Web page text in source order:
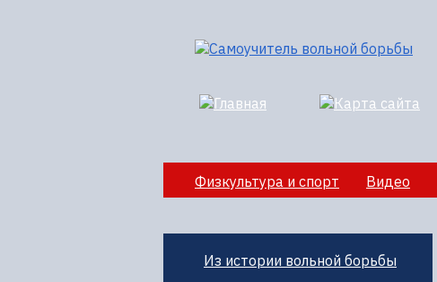
Физкультура и спорт Видео
Из истории вольной борьбы